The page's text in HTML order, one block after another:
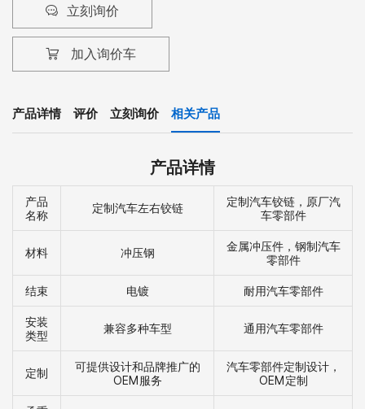
立刻询价
加入询价车
产品详情 评价 立刻询价 相关产品
产品详情
产品
名称
定制汽车左右铰链
定制汽车铰链，原厂汽
车零部件
材料 冲压钢
金属冲压件，钢制汽车
零部件
结束
电镀
耐用汽车零部件
安装
类型
兼容多种车型 通用汽车零部件
定制
可提供设计和品牌推广的
OEM服务
汽车零部件定制设计，
OEM定制